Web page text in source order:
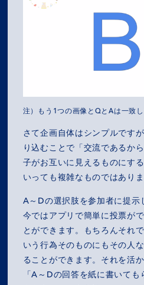
注）もう1つの画像とQとAは一致
さて企画自体はシンプルです
り込むことで「交流であるか
子がお互いに見えるものにす
いっても複雑なものではありま
A～Dの選択肢を参加者に提示
今ではアプリで簡単に投票が
とができます。もちろんそれ
いう行為そのものにもその人
ることができます。それを活
「A～Dの回答を紙に書いて